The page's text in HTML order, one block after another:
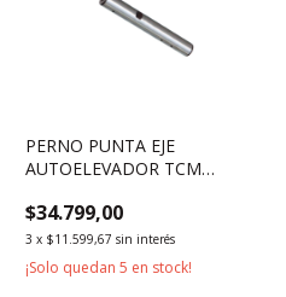
PERNO PUNTA EJE
AUTOELEVADOR TCM
$34.799,00
3 x $11.599,67 sin interés
¡Solo quedan 5 en stock!